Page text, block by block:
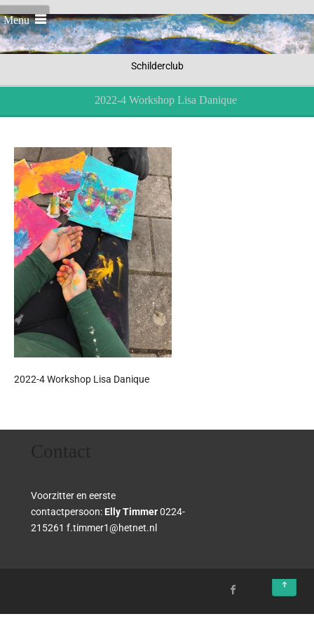
Menu
Schilderclub
2022-4 Workshop Lisa Danique
2022-4 Workshop Lisa Danique
Voorzitter en eerste
contactpersoon: Elly Timmer0224-
215261 f.timmer1@hetnet.nl
↑